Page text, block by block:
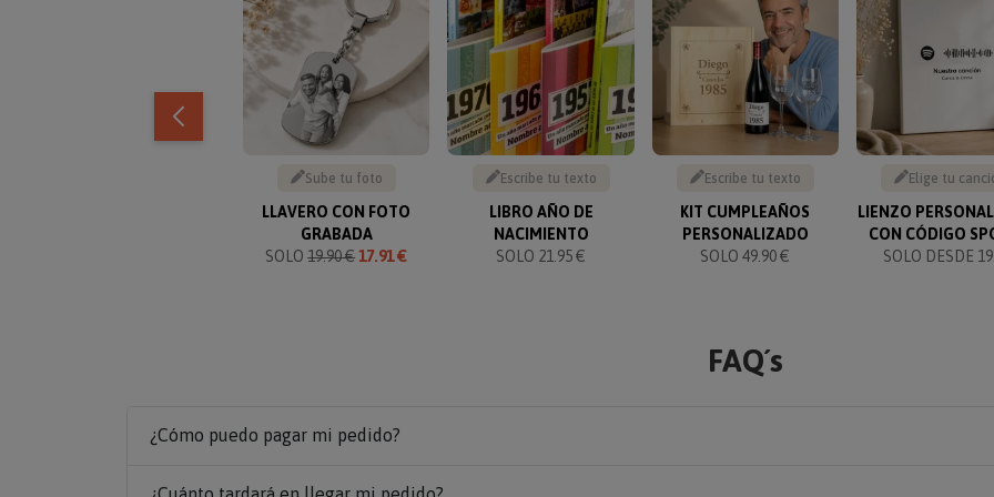
Sube tu foto
LLAVERO CON FOTO
GRABADA
SOLO19.90 €17.91 €
Escribe tu texto
LIBRO AÑO DE
NACIMIENTO
SOLO 21.95 €
Escribe tu texto
KIT CUMPLEAÑOS
PERSONALIZADO
SOLO 49.90 €
Elige tu
LIENZO
CON CÓDIGO
SOLO DESDE
FAQ´s
¿Cómo puedo pagar mi pedido?